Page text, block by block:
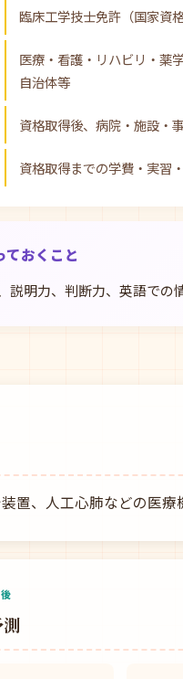
臨床工学技士免許（国家資格
医療・看護・リハビリ・薬
自治体等
資格取得後、病院・施設・
資格取得までの学費・実習
ておくこと
説明力、判断力、英語での
置、人工心肺などの医療